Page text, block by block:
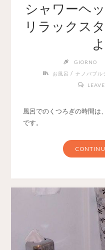
シャワーヘ
リラックス
GIORNO
お風呂 / ナノバブル
風呂でのくつろぎの時間は
です。